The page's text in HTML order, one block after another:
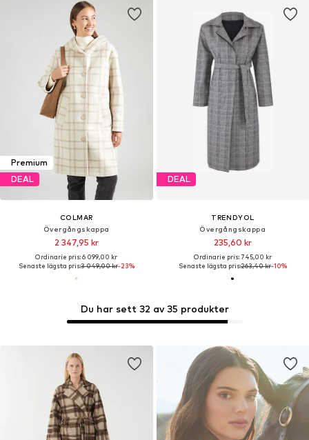
Premium
DEAL
COLMAR
Övergångskappa
2 347,95 kr
Ordinarie pris: 6 099,00 kr
Senaste lägsta pris:3 049,00 kr-23%
DEAL
TRENDYOL
Övergångskappa
235,60 kr
Ordinarie pris: 745,00 kr
Senaste lägsta pris:263,40 kr-10%
Du har sett 32 av 35 produkter